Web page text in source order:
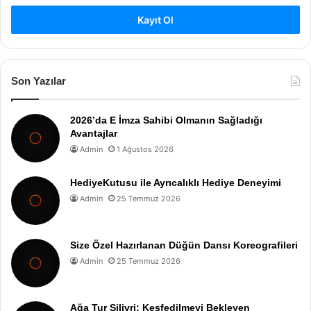
Kayıt Ol
Son Yazılar
2026’da E İmza Sahibi Olmanın Sağladığı
Avantajlar
Admin 1 Ağustos 2026
HediyeKutusu ile Ayrıcalıklı Hediye Deneyimi
Admin 25 Temmuz 2026
Size Özel Hazırlanan Düğün Dansı Koreografileri
Admin 25 Temmuz 2026
Ağa Tur Silivri: Keşfedilmeyi Bekleyen